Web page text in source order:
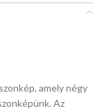
amely négy
Az